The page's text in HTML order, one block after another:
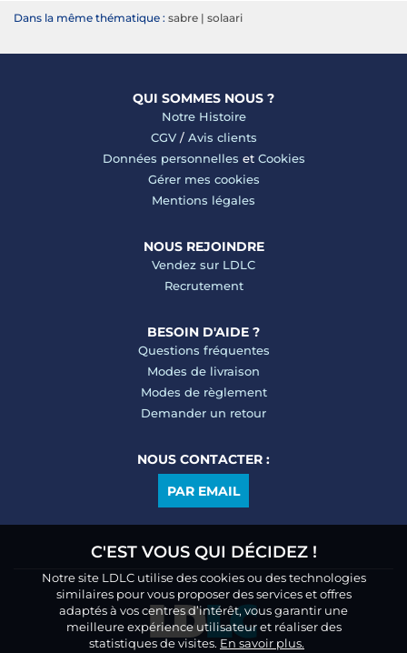
C'EST VOUS QUI DÉCIDEZ !
Notre site LDLC utilise des cookies ou des technologies
similaires pour vous proposer des services et offres
adaptés à vos centres d’intérêt, vous garantir une
meilleure expérience utilisateur et réaliser des
statistiques de visites. En savoir plus.
Dans la même thématique : sabre | solaari
QUI SOMMES NOUS ?
Notre Histoire
CGV/ Avis clients
Données personnelles et Cookies
Gérer mes cookies
Mentions légales
NOUS REJOINDRE
Vendez sur LDLC
Recrutement
BESOIN D'AIDE ?
Questions fréquentes
Modes de livraison
Modes de règlement
Demander un retour
NOUS CONTACTER :
PAR EMAIL